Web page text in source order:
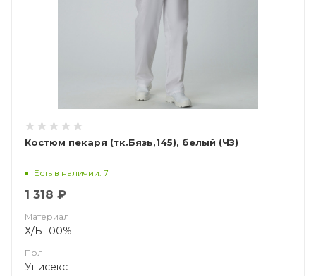
Костюм пекаря (тк.Бязь,145), белый (ЧЗ)
Есть в наличии: 7
1 318 ₽
Материал
Х/Б 100%
Пол
Унисекс